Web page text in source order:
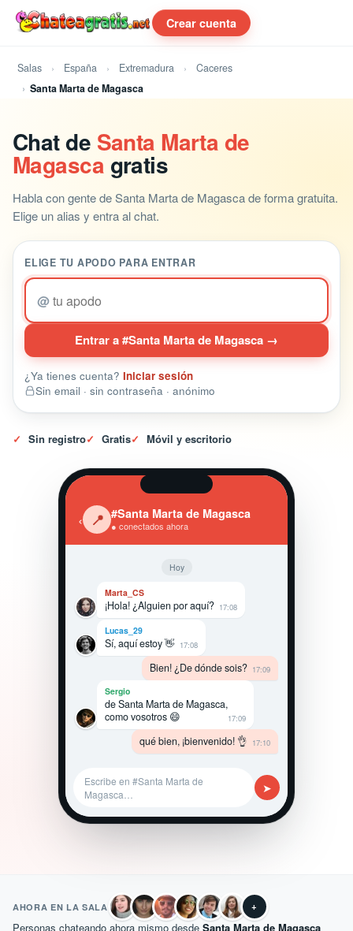
Crear cuenta
Salas España Extremadura
Caceres
Santa Marta de Magasca
Chat de Santa Marta de
Magasca gratis
Habla con gente de Santa Marta de Magasca de forma gratuita.
Elige un alias y entra al chat.
ELIGE TU APODO PARA ENTRAR
@
Entrar a #Santa Marta de Magasca →
¿Ya tienes cuenta? Iniciar sesión
Sin email · sin contraseña · anónimo
✓ Sin registro✓ Gratis✓ Móvil y escritorio
‹ 📍 #Santa Marta de Magasca
● conectados ahora
Hoy
Marta_CS
¡Hola! ¿Alguien por aquí? 17:08
Lucas_29
Sí, aquí estoy 👋 17:08
Bien! ¿De dónde sois? 17:09
Sergio
de Santa Marta de Magasca,
como vosotros 😄
17:09
qué bien, ¡bienvenido! 👌 17:10
Escribe en #Santa Marta de
Magasca…
➤
AHORA EN LA SALA +
Personas chateando ahora mismo desde Santa Marta de Magasca